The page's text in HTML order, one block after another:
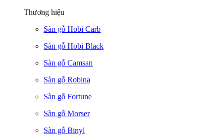
Thương hiệu
Sàn gỗ Hobi Carb
Sàn gỗ Hobi Black
Sàn gỗ Camsan
Sàn gỗ Robina
Sàn gỗ Fortune
Sàn gỗ Morser
Sàn gỗ Binyl